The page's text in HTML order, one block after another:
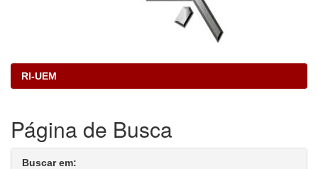
RI-UEM
Página de Busca
Buscar em: